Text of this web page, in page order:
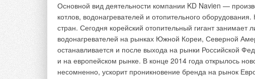
Основной вид деятельности компании KD Navien —
котлов, водонагревателей и отопительного
стран. Сегодня корейский отопительный гигант
водонагревателей на рынках Южной Кореи, Северной
останавливается и после выхода на рынки Российской
и на европейском рынке. В конце 2014 года открылось
несомненно, ускорит проникновение бренда на рынок
Коллекторный узел
GE550Y17x
схему поквартирного
индивидуальным учётом,
настройкой, тем не менее,
стали массово
площадью квартир.
Компания Giacomini